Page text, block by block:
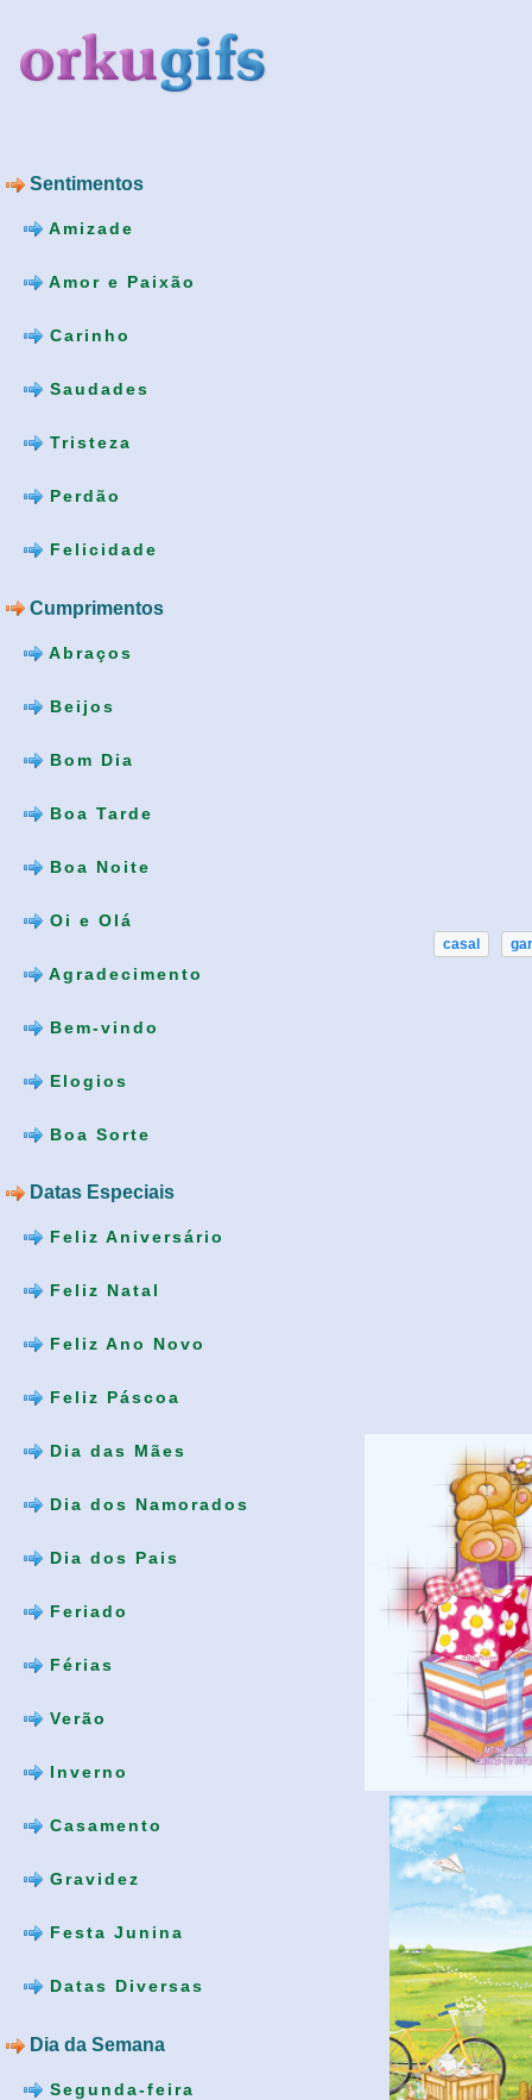
Sentimentos
Amizade
Amor e Paixão
Carinho
Saudades
Tristeza
Perdão
Felicidade
Cumprimentos
Abraços
Beijos
Bom Dia
Boa Tarde
Boa Noite
Oi e Olá
Agradecimento
Bem-vindo
Elogios
Boa Sorte
Datas Especiais
Feliz Aniversário
Feliz Natal
Feliz Ano Novo
Feliz Páscoa
Dia das Mães
Dia dos Namorados
Dia dos Pais
Feriado
Férias
Verão
Inverno
Casamento
Gravidez
Festa Junina
Datas Diversas
Dia da Semana
Segunda-feira
casal